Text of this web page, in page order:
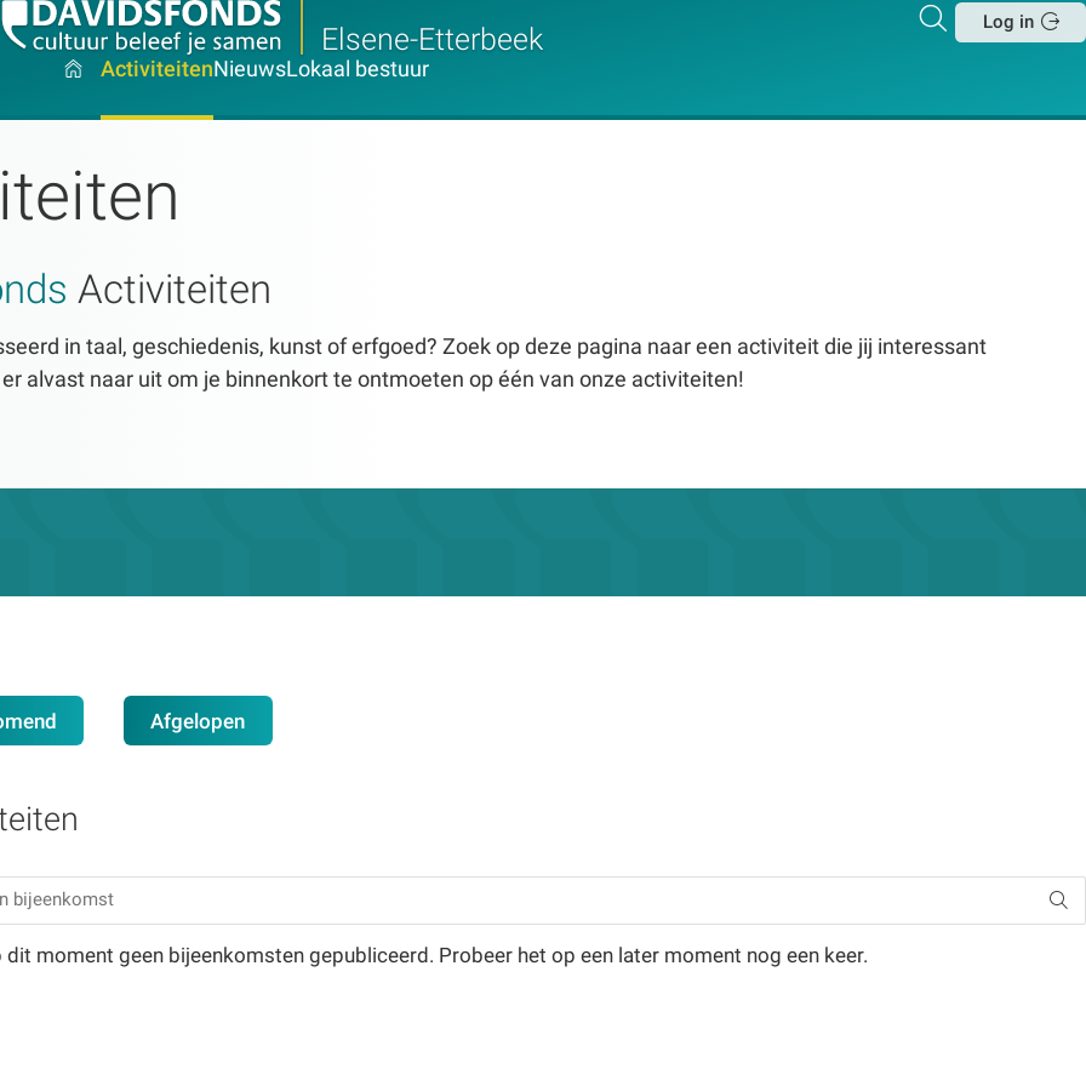
Elsene-Etterbeek
Zoeken
Log in
ActiviteitenNieuwsLokaal bestuur
Activiteiten
in taal, geschiedenis, kunst of erfgoed? Zoek op deze pagina naar een activiteit die jij interessant
alvast naar uit om je binnenkort te ontmoeten op één van onze activiteiten!
Afgelopen
dit moment geen bijeenkomsten gepubliceerd. Probeer het op een later moment nog een keer.